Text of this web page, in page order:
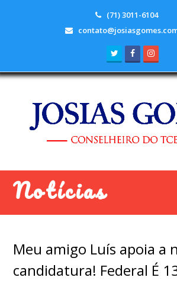
(71) 3011-6104
TwitterFacebook
Notícias
Meu amigo Luís apoia a
candidatura! Federal É